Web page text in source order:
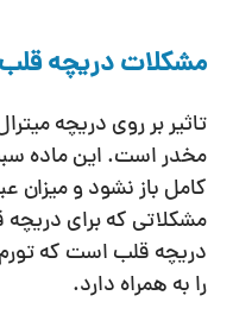
مشکلات دریچه قلب
تاثیر بر روی دریچه
مخدر است. این ماده
کامل باز نشود و میزان
مشکلاتی که برای
دریچه قلب است که
را به همراه دارد.